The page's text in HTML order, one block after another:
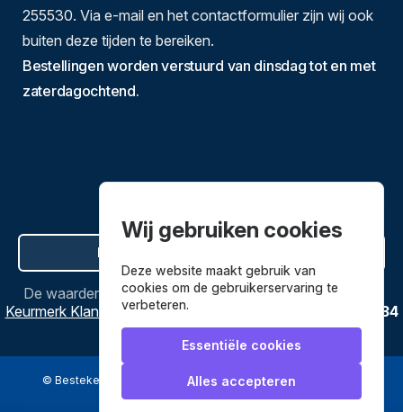
255530. Via e-mail en het contactformulier zijn wij ook
buiten deze tijden te bereiken.
Bestellingen worden verstuurd van dinsdag tot en met
zaterdagochtend.
Hier de overeenkomst ontbinden
De waardering vanBestekenpannen.nlbijWebwinkel
Keurmerk Klantbeoordelingen
3634
reviews.
© Bestekenpannen.nl 2026 een webshop van
Wij gebruiken cookies
Deze website maakt gebruik van
cookies om de gebruikerservaring te
verbeteren.
Essentiële cookies
Alles accepteren